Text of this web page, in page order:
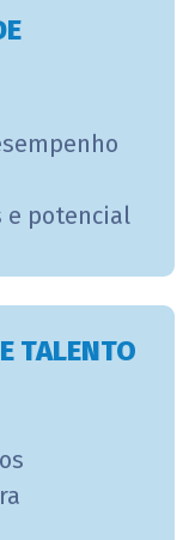
e potencial
TALENTO